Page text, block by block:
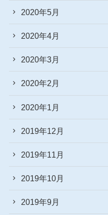
2020年5月
2020年4月
2020年3月
2020年2月
2020年1月
2019年12月
2019年11月
2019年10月
2019年9月